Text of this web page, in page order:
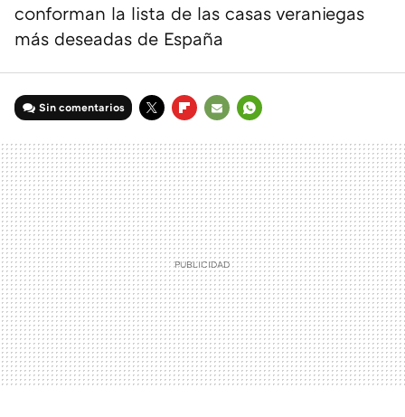
conforman la lista de las casas veraniegas
más deseadas de España
Sin comentarios
MAIL